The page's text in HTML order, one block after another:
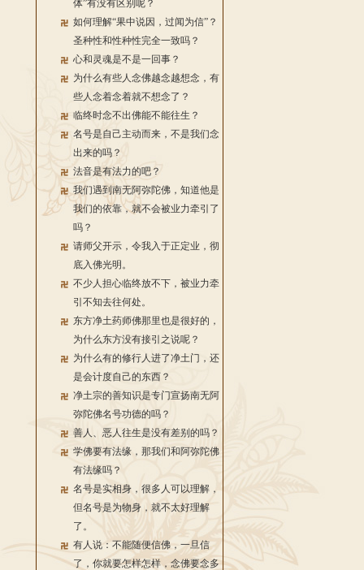
体”有没有区别呢？
如何理解“果中说因，过闻为信”？
圣种性和性种性完全一致吗？
心和灵魂是不是一回事？
为什么有些人念佛越念越想念，有
些人念着念着就不想念了？
临终时念不出佛能不能往生？
名号是自己主动而来，不是我们念
出来的吗？
法音是有法力的吧？
我们遇到南无阿弥陀佛，知道他是
我们的依靠，就不会被业力牵引了
吗？
请师父开示，令我入于正定业，彻
底入佛光明。
不少人担心临终放不下，被业力牵
引不知去往何处。
东方净土药师佛那里也是很好的，
为什么东方没有接引之说呢？
为什么有的修行人进了净土门，还
是会计度自己的东西？
净土宗的善知识是专门宣扬南无阿
弥陀佛名号功德的吗？
善人、恶人往生是没有差别的吗？
学佛要有法缘，那我们和阿弥陀佛
有法缘吗？
名号是实相身，很多人可以理解，
但名号是为物身，就不太好理解
了。
有人说：不能随便信佛，一旦信
了，你就要怎样怎样，念佛要念多